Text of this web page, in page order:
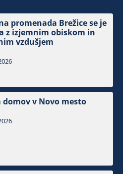
promenada Brežice se je
z izjemnim obiskom in
vzdušjem
domov v Novo mesto